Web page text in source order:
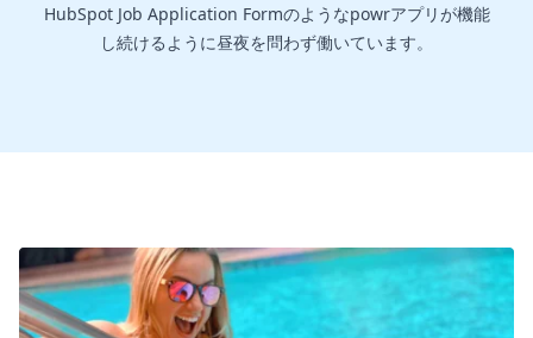
HubSpot Job Application Formのようなpowrアプリが機能
し続けるように昼夜を問わず働いています。